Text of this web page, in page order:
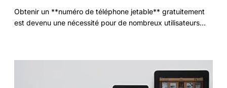
Obtenir un **numéro de téléphone jetable** gratuitement
est devenu une nécessité pour de nombreux utilisateurs